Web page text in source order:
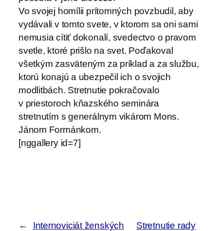
Vo svojej homílii prítomných povzbudil, aby
vydávali v tomto svete, v ktorom sa oni sami
nemusia cítiť dokonalí, svedectvo o pravom
svetle, ktoré prišlo na svet. Poďakoval
všetkým zasväteným za príklad a za službu,
ktorú konajú a ubezpečil ich o svojich
modlitbách. Stretnutie pokračovalo
v priestoroch kňazského seminára
stretnutím s generálnym vikárom Mons.
Jánom Formánkom.
[nggallery id=7]
←
Internoviciát ženských
Stretnutie rady